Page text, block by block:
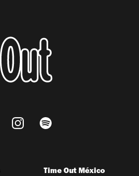
Time Out México